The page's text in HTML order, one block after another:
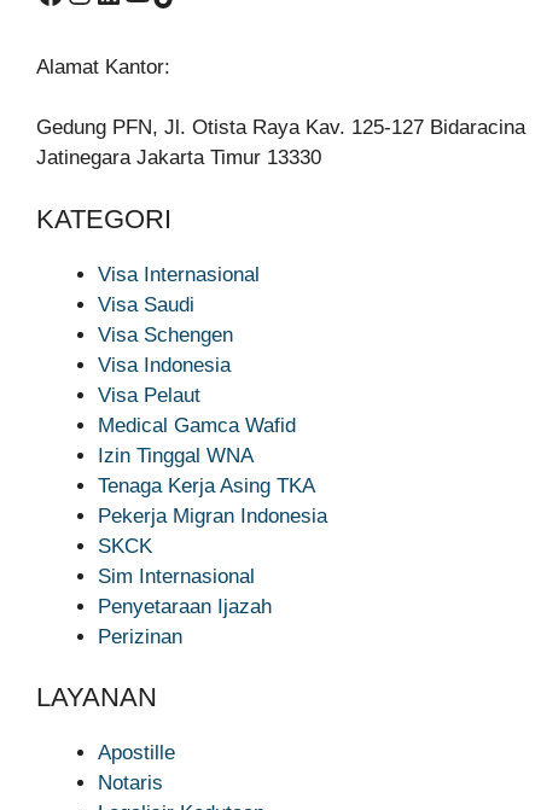
Alamat Kantor:
Gedung PFN, Jl. Otista Raya Kav. 125-127 Bidaracina
Jatinegara Jakarta Timur 13330
KATEGORI
Visa Internasional
Visa Saudi
Visa Schengen
Visa Indonesia
Visa Pelaut
Medical Gamca Wafid
Izin Tinggal WNA
Tenaga Kerja Asing TKA
Pekerja Migran Indonesia
SKCK
Sim Internasional
Penyetaraan Ijazah
Perizinan
LAYANAN
Apostille
Notaris